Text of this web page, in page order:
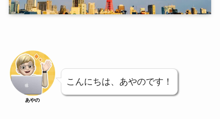
あやの
こんにちは、あやのです！